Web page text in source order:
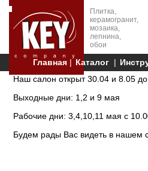
Плитка,
керамогранит,
мозаика,
лепнина,
обои
Главная Каталог
Наш салон открыт 30.04 и 8.05
Выходные дни: 1,2 и 9 мая
Рабочие дни: 3,4,10,11 мая с
Будем рады Вас видеть в нашем